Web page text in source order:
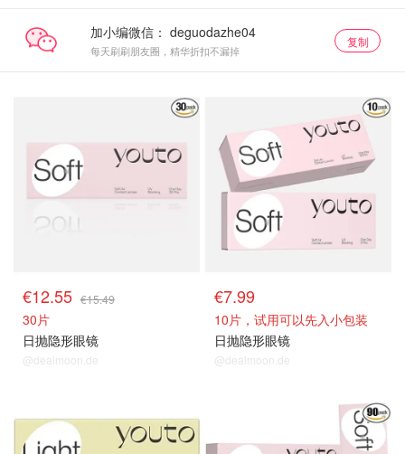
加小编微信：
每天刷刷朋友圈，精华折扣不漏掉
复制
€12.55 €15.49
30片
日抛隐形眼镜
@dealmoon.de
€7.99
10片，试用可以先入小包装
日抛隐形眼镜
@dealmoon.de